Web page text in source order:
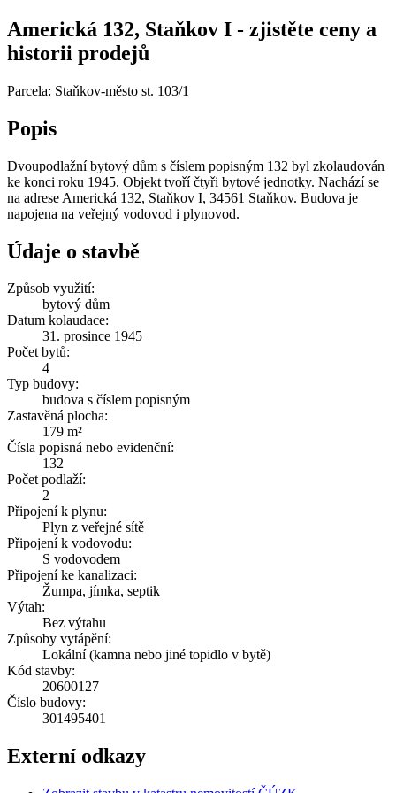
Americká 132, Staňkov I - zjistěte ceny a
historii prodejů
Parcela: Staňkov-město st. 103/1
Popis
Dvoupodlažní bytový dům s číslem popisným 132 byl zkolaudován
ke konci roku 1945. Objekt tvoří čtyři bytové jednotky. Nachází se
na adrese Americká 132, Staňkov I, 34561 Staňkov. Budova je
napojena na veřejný vodovod i plynovod.
Údaje o stavbě
Způsob využití:
bytový dům
Datum kolaudace:
31. prosince 1945
Počet bytů:
4
Typ budovy:
budova s číslem popisným
Zastavěná plocha:
179 m²
Čísla popisná nebo evidenční:
132
Počet podlaží:
2
Připojení k plynu:
Plyn z veřejné sítě
Připojení k vodovodu:
S vodovodem
Připojení ke kanalizaci:
Žumpa, jímka, septik
Výtah:
Bez výtahu
Způsoby vytápění:
Lokální (kamna nebo jiné topidlo v bytě)
Kód stavby:
20600127
Číslo budovy:
301495401
Externí odkazy